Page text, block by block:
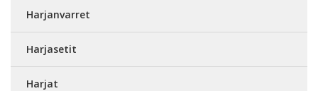
Harjanvarret
Harjasetit
Harjat